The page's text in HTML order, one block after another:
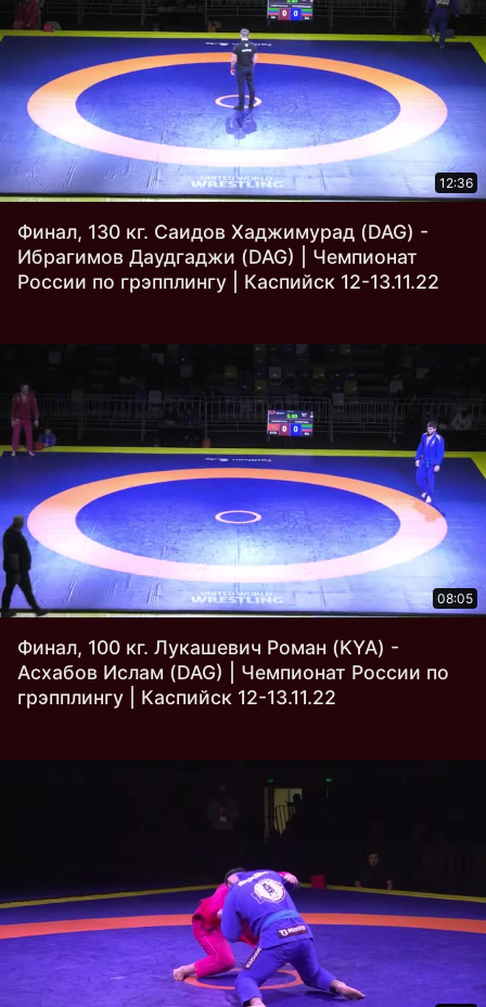
12:36
Финал, 130 кг. Саидов Хаджимурад (DAG) -
Ибрагимов Даудгаджи (DAG) | Чемпионат
России по грэпплингу | Каспийск 12-13.11.22
08:05
Финал, 100 кг. Лукашевич Роман (KYA) -
Асхабов Ислам (DAG) | Чемпионат России по
грэпплингу | Каспийск 12-13.11.22